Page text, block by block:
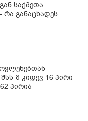
საქმეთა
რა განაცხადეს
მ კიდევ 16 პირი
პირია